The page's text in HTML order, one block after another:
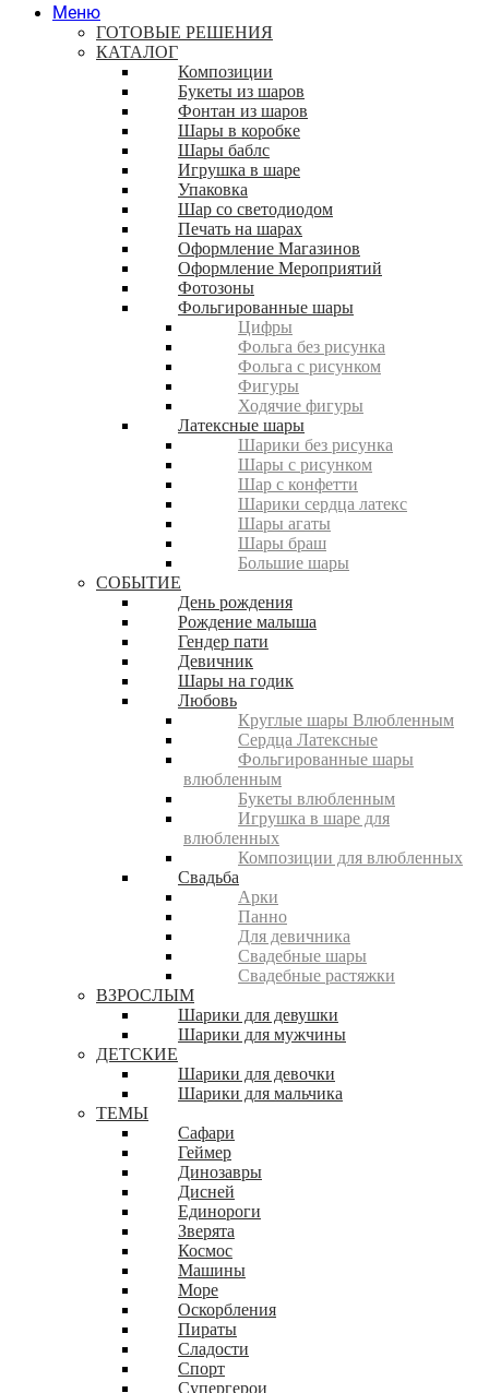
Меню
ГОТОВЫЕ РЕШЕНИЯ
КАТАЛОГ
Композиции
Букеты из шаров
Фонтан из шаров
Шары в коробке
Шары баблс
Игрушка в шаре
Упаковка
Шар со светодиодом
Печать на шарах
Оформление Магазинов
Оформление Мероприятий
Фотозоны
Фольгированные шары
Цифры
Фольга без рисунка
Фольга с рисунком
Фигуры
Ходячие фигуры
Латексные шары
Шарики без рисунка
Шары с рисунком
Шар с конфетти
Шарики сердца латекс
Шары агаты
Шары браш
Большие шары
СОБЫТИЕ
День рождения
Рождение малыша
Гендер пати
Девичник
Шары на годик
Любовь
Круглые шары Влюбленным
Сердца Латексные
Фольгированные шары
влюбленным
Букеты влюбленным
Игрушка в шаре для
влюбленных
Композиции для влюбленных
Свадьба
Арки
Панно
Для девичника
Свадебные шары
Свадебные растяжки
ВЗРОСЛЫМ
Шарики для девушки
Шарики для мужчины
ДЕТСКИЕ
Шарики для девочки
Шарики для мальчика
ТЕМЫ
Сафари
Геймер
Динозавры
Дисней
Единороги
Зверята
Космос
Машины
Море
Оскорбления
Пираты
Сладости
Спорт
Супергерои